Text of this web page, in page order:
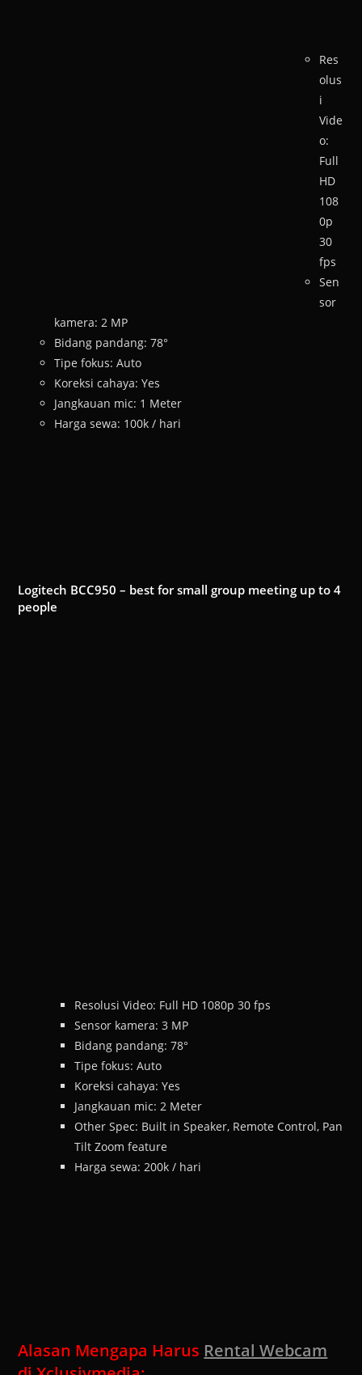
Res
olus
i
Vide
o:
Full
HD
108
0p
30
fps
Sen
sor
kamera: 2 MP
Bidang pandang: 78°
Tipe fokus: Auto
Koreksi cahaya: Yes
Jangkauan mic: 1 Meter
Harga sewa: 100k / hari
Logitech BCC950 – best for small group meeting up to 4
people
Resolusi Video: Full HD 1080p 30 fps
Sensor kamera: 3 MP
Bidang pandang: 78°
Tipe fokus: Auto
Koreksi cahaya: Yes
Jangkauan mic: 2 Meter
Other Spec: Built in Speaker, Remote Control, Pan
Tilt Zoom feature
Harga sewa: 200k / hari
Alasan Mengapa Harus Rental Webcam